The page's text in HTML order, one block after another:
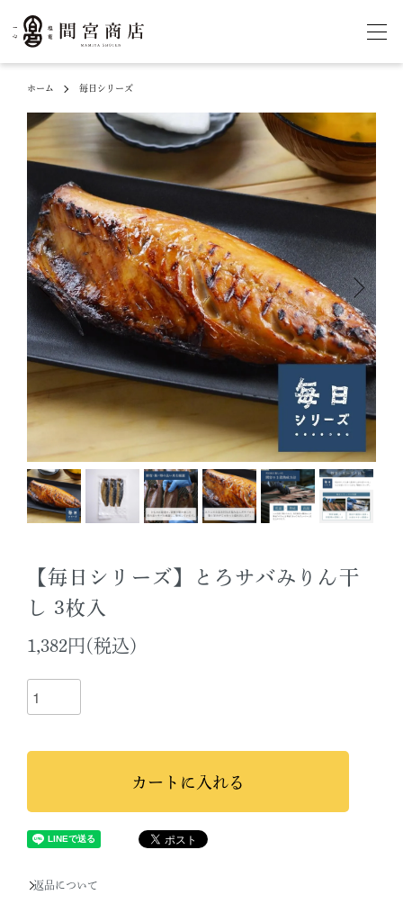
ホーム 毎日シリーズ
【毎日シリーズ】とろサバみりん干
し 3枚入
1,382円(税込)
カートに入れる
返品について